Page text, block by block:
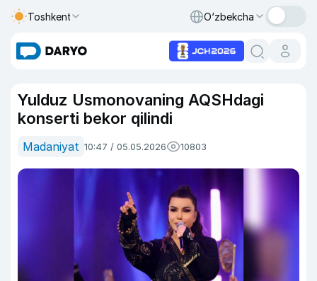
Toshkent O‘zbekcha
Yulduz Usmonovaning AQSHdagi
konserti bekor qilindi
Madaniyat 10:47 / 05.05.2026 10803